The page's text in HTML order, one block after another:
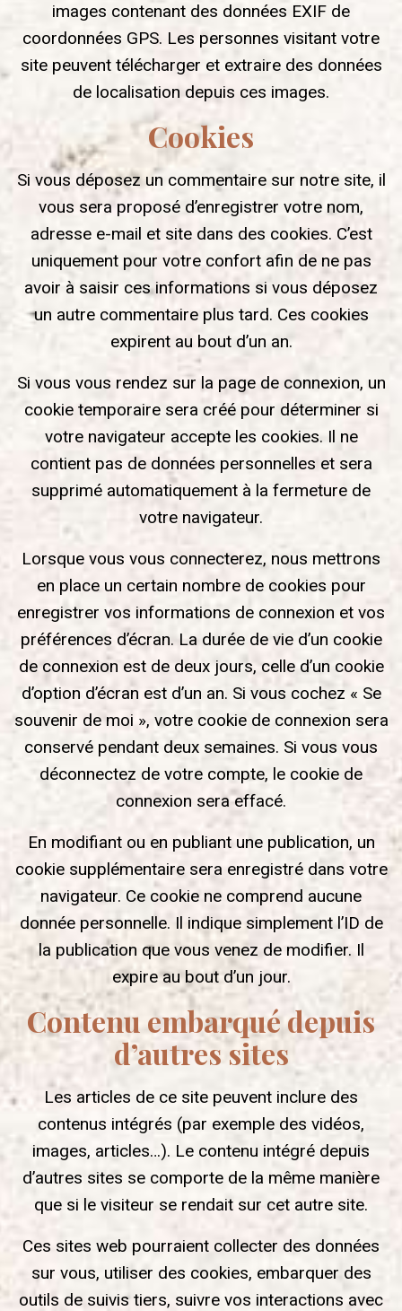
images contenant des données EXIF de
coordonnées GPS. Les personnes visitant votre
site peuvent télécharger et extraire des données
de localisation depuis ces images.
Cookies
Si vous déposez un commentaire sur notre site, il
vous sera proposé d’enregistrer votre nom,
adresse e-mail et site dans des cookies. C’est
uniquement pour votre confort afin de ne pas
avoir à saisir ces informations si vous déposez
un autre commentaire plus tard. Ces cookies
expirent au bout d’un an.
Si vous vous rendez sur la page de connexion, un
cookie temporaire sera créé pour déterminer si
votre navigateur accepte les cookies. Il ne
contient pas de données personnelles et sera
supprimé automatiquement à la fermeture de
votre navigateur.
Lorsque vous vous connecterez, nous mettrons
en place un certain nombre de cookies pour
enregistrer vos informations de connexion et vos
préférences d’écran. La durée de vie d’un cookie
de connexion est de deux jours, celle d’un cookie
d’option d’écran est d’un an. Si vous cochez « Se
souvenir de moi », votre cookie de connexion sera
conservé pendant deux semaines. Si vous vous
déconnectez de votre compte, le cookie de
connexion sera effacé.
En modifiant ou en publiant une publication, un
cookie supplémentaire sera enregistré dans votre
navigateur. Ce cookie ne comprend aucune
donnée personnelle. Il indique simplement l’ID de
la publication que vous venez de modifier. Il
expire au bout d’un jour.
Contenu embarqué depuis
d’autres sites
Les articles de ce site peuvent inclure des
contenus intégrés (par exemple des vidéos,
images, articles…). Le contenu intégré depuis
d’autres sites se comporte de la même manière
que si le visiteur se rendait sur cet autre site.
Ces sites web pourraient collecter des données
sur vous, utiliser des cookies, embarquer des
outils de suivis tiers, suivre vos interactions avec